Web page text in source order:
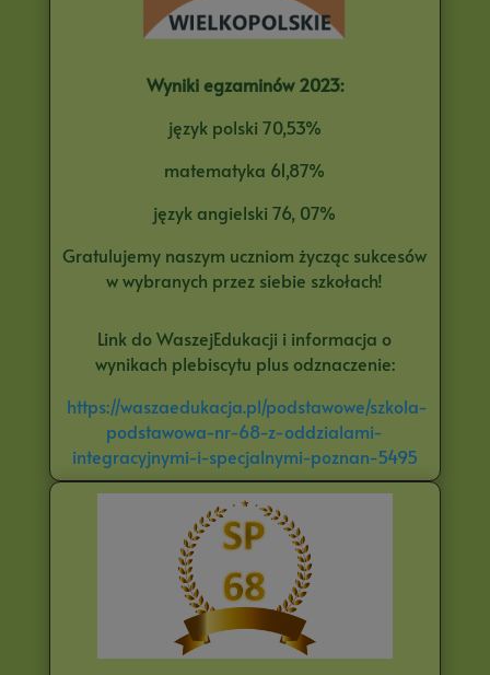
Wyniki egzaminów 2023:
język polski 70,53%
matematyka 61,87%
język angielski 76, 07%
Gratulujemy naszym uczniom życząc sukcesów
w wybranych przez siebie szkołach!
Link do WaszejEdukacji i informacja o
wynikach plebiscytu plus odznaczenie:
https://waszaedukacja.pl/podstawowe/szkola-
podstawowa-nr-68-z-oddzialami-
integracyjnymi-i-specjalnymi-poznan-5495